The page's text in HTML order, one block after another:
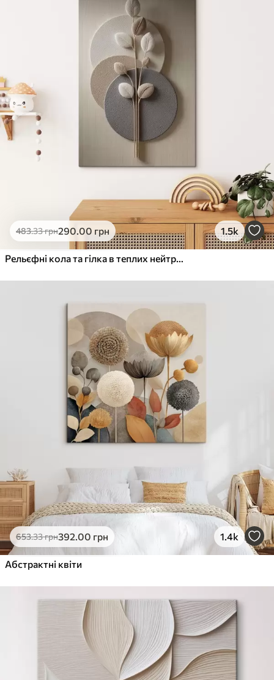
483.33грн290.00 грн 1.5k
Рельєфні кола та гілка в теплих нейтральних тонах
653.33грн392.00 грн 1.4k
Абстрактні квіти